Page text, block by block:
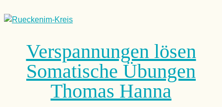
Verspannungen lösen
Somatische Übungen
Thomas Hanna